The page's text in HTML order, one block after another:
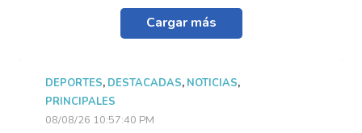
Cargar más
DEPORTES, DESTACADAS, NOTICIAS,
PRINCIPALES
08/08/26 10:57:40 PM